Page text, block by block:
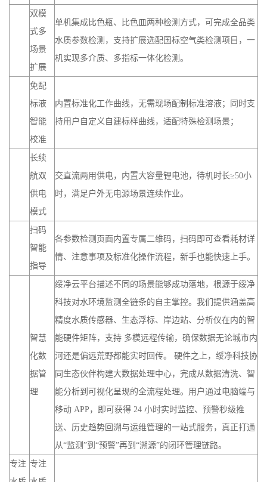
双模
式多
场景
扩展
单机集成比色瓶、比色皿两种检测方式，可完成全品类
水质参数检测，支持扩展选配国标空气类检测项目，一
机实现多介质、多指标一体化检测。
免配
标液
智能
校准
内置标准化工作曲线，无需现场配制标准溶液；同时支
持用户自定义自建标样曲线，适配特殊检测场景；
长续
航双
供电
模式
交直流两用供电，内置大容量锂电池，待机时长≥50小
时，满足户外无电源场景连续作业。
扫码
智能
指导
各参数检测页面内置专属二维码，扫码即可查看耗材详
情、注意事项及标准化操作流程，新手也能快速上手。
智慧
化数
据管
理
绥净云平台描述不同的场景能够成功落地，根源于绥净
科技对水环境监测全链条的自主掌控。我们提供涵盖高
精度水质传感器、生态浮标、岸边站、分析仪在内的智
能硬件矩阵，支持 多模远程传输，确保数据无论城市内
河还是偏远荒野都能实时回传。 硬件之上，绥净科技协
同生态伙伴构建大数据处理中心，完成从数据清洗、智
能分析到可视化呈现的全流程处理。用户通过电脑端与
移动 APP，即可获得 24 小时实时监控、预警秒级推
送、历史趋势回溯与运维管理的一站式服务，真正打通
从“监测”到“预警”再到“溯源”的闭环管理链路。
专注 专注